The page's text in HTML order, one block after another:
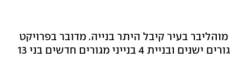
בעיר קיבל היתר בנייה. מדובר בפרויקט
שעתיד לכלול הריסה של בנייני מגורים ישנים ובניית 4 בנייני מגורים חדשים בני 13